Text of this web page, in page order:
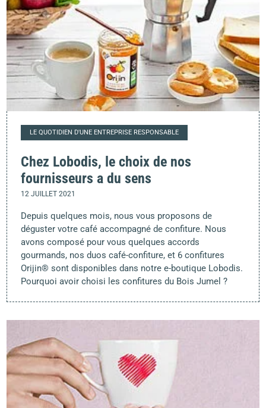
LE QUOTIDIEN D'UNE ENTREPRISE RESPONSABLE
Chez Lobodis, le choix de nos
fournisseurs a du sens
12 JUILLET 2021
Depuis quelques mois, nous vous proposons de
déguster votre café accompagné de confiture. Nous
avons composé pour vous quelques accords
gourmands, nos duos café-confiture, et 6 confitures
Orijin® sont disponibles dans notre e-boutique Lobodis.
Pourquoi avoir choisi les confitures du Bois Jumel ?